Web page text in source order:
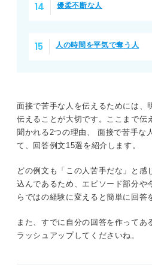
優柔不断な人
人の時間を平気で奪う人
面接で苦手な人を伝えるためには、
伝えることが大切です。ここまで伝
聞かれる2つの理由、 面接で苦手な
て、回答例文15選を紹介します。
どの例文も「この人苦手だな」と感
込んであるため、エピソード部分や
らではの経験に変えると簡単に回答
また、すでに自分の回答を作ってあ
ラッシュアップしてくださいね。